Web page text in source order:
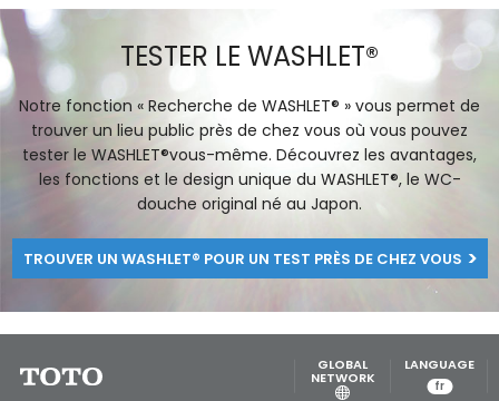
LES WASHLET DE TOTO METTENT LES
SALLES DE BAIN DES HÔTELS EN VALEUR.
ILS APPORTENT UNE TOUCHE DE LUXE ET
DE BIEN-ÊTRE TOUT EN RÉPONDANT AUX
EXIGENCES PRAGMATIQUES DES
ÉTABLISSEMENTS HÔTELIERS.[DETAILS]
Notre fonction « Recherche de WASHLET® » vous permet de
douche original né au Japon.